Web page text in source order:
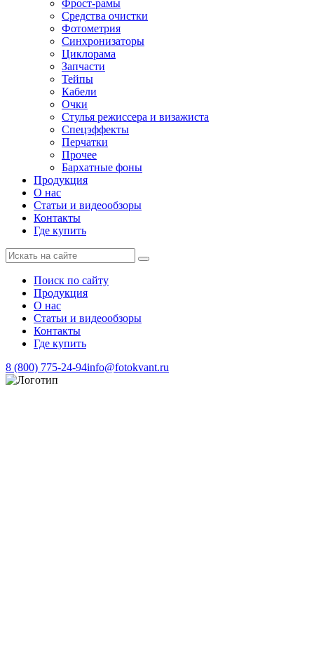
Фрост-рамы
Средства очистки
Фотометрия
Синхронизаторы
Циклорама
Запчасти
Тейпы
Кабели
Очки
Стулья режиссера и визажиста
Спецэффекты
Перчатки
Прочее
Бархатные фоны
Продукция
О нас
Статьи и видеообзоры
Контакты
Где купить
Поиск по сайту
Продукция
О нас
Статьи и видеообзоры
Контакты
Где купить
8 (800) 775-24-94info@fotokvant.ru